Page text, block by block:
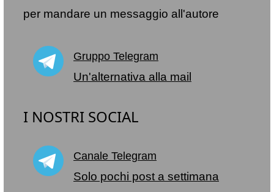
per mandare un messaggio all'autore
Gruppo Telegram
Un'alternativa alla mail
I NOSTRI SOCIAL
Canale Telegram
Solo pochi post a settimana